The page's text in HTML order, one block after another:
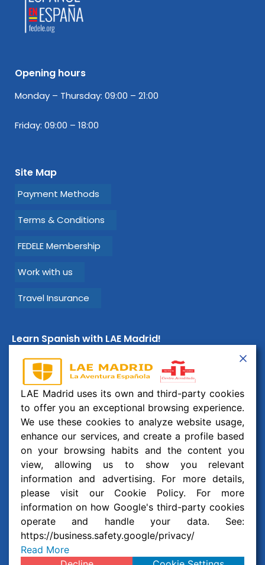
Opening hours
Monday – Thursday: 09:00 – 21:00
Friday: 09:00 – 18:00
Site Map
Payment Methods
Terms & Conditions
FEDELE Membership
Work with us
Travel Insurance
Learn Spanish with LAE Madrid!
Email:info@laemadrid.com
Phone: (+34) 912 19 69 91
Address:Calle Montesa 35, esc. izquierda, 2 izquierda.
28006 Madrid, España
Follow us
F
a
c
e
b
o
o
k
I
n
s
t
a
g
r
a
m
Y
o
u
t
u
e
W
h
a
t
s
a
p
p
© 2026 Business and Language College Spain S.L | All
Rights Reserved
Legal notice,Privacy policyand Cookie Policy
LAE Madrid uses its own and third-party cookies
to offer you an exceptional browsing experience.
We use these cookies to analyze website usage,
enhance our services, and create a profile based
on your browsing habits and the content you
view, allowing us to show you relevant
information and advertising. For more details,
please visit our Cookie Policy. For more
information on how Google's third-party cookies
operate and handle your data. See:
https://business.safety.google/privacy/
Read More